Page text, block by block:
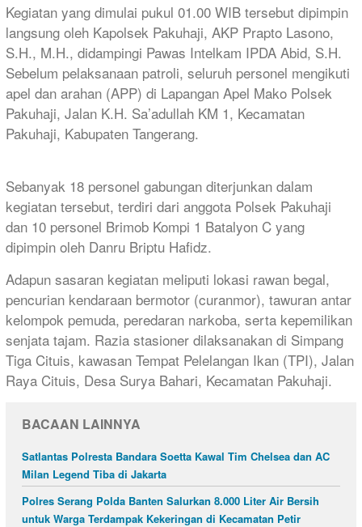
Kegiatan yang dimulai pukul 01.00 WIB tersebut dipimpin
langsung oleh Kapolsek Pakuhaji, AKP Prapto Lasono,
S.H., M.H., didampingi Pawas Intelkam IPDA Abid, S.H.
Sebelum pelaksanaan patroli, seluruh personel mengikuti
apel dan arahan (APP) di Lapangan Apel Mako Polsek
Pakuhaji, Jalan K.H. Sa’adullah KM 1, Kecamatan
Pakuhaji, Kabupaten Tangerang.
Sebanyak 18 personel gabungan diterjunkan dalam
kegiatan tersebut, terdiri dari anggota Polsek Pakuhaji
dan 10 personel Brimob Kompi 1 Batalyon C yang
dipimpin oleh Danru Briptu Hafidz.
Adapun sasaran kegiatan meliputi lokasi rawan begal,
pencurian kendaraan bermotor (curanmor), tawuran antar
kelompok pemuda, peredaran narkoba, serta kepemilikan
senjata tajam. Razia stasioner dilaksanakan di Simpang
Tiga Cituis, kawasan Tempat Pelelangan Ikan (TPI), Jalan
Raya Cituis, Desa Surya Bahari, Kecamatan Pakuhaji.
BACAAN LAINNYA
Satlantas Polresta Bandara Soetta Kawal Tim Chelsea dan AC
Milan Legend Tiba di Jakarta
Polres Serang Polda Banten Salurkan 8.000 Liter Air Bersih
untuk Warga Terdampak Kekeringan di Kecamatan Petir